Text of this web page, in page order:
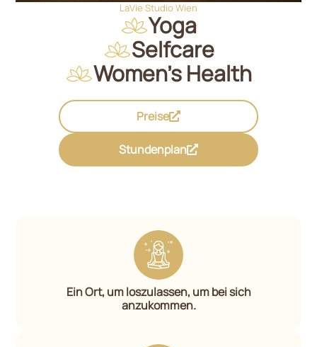
LaVie Studio Wien
Yoga
Selfcare
Women's Health
Preise
Stundenplan
Ein Ort, um loszulassen, um bei sich
anzukommen.